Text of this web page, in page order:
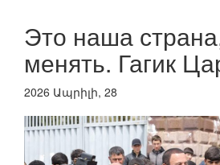
Это наша
менять. Гагик
2026 Ապրիլի, 28